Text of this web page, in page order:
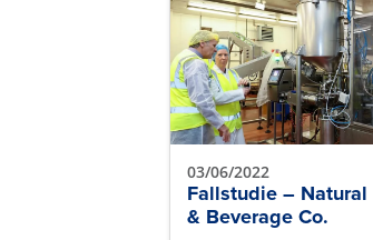
03/06/2022
Fallstudie – Natural
& Beverage Co.